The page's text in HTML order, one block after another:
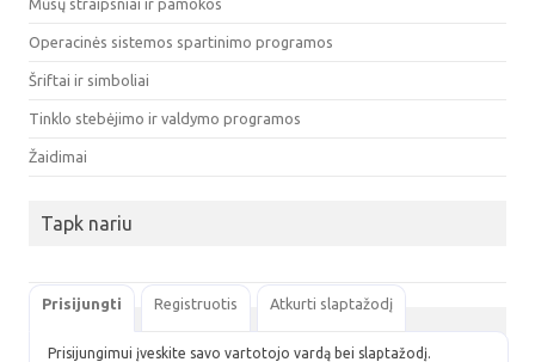
Operacinės sistemos spartinimo programos
Šriftai ir simboliai
Tinklo stebėjimo ir valdymo programos
Žaidimai
Tapk nariu
Prisijungti Registruotis Atkurti slaptažodį
Prisijungimui įveskite savo vartotojo vardą bei slaptažodį.